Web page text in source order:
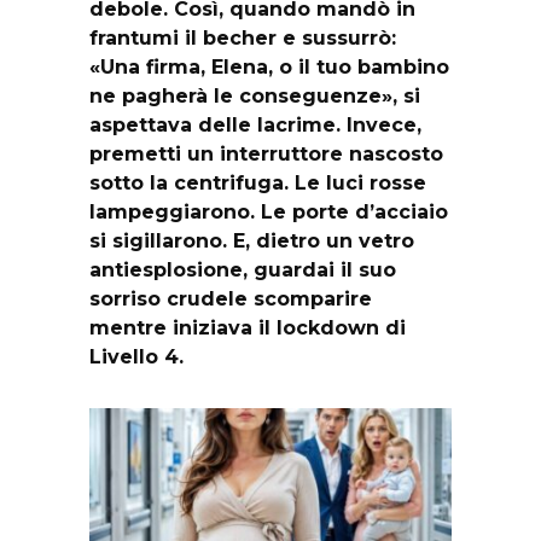
debole. Così, quando mandò in
frantumi il becher e sussurrò:
«Una firma, Elena, o il tuo bambino
ne pagherà le conseguenze», si
aspettava delle lacrime. Invece,
premetti un interruttore nascosto
sotto la centrifuga. Le luci rosse
lampeggiarono. Le porte d’acciaio
si sigillarono. E, dietro un vetro
antiesplosione, guardai il suo
sorriso crudele scomparire
mentre iniziava il lockdown di
Livello 4.